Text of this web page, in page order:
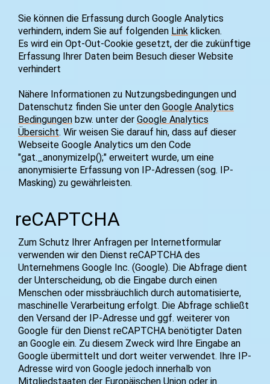
Sie können die Erfassung durch Google Analytics
verhindern, indem Sie auf folgenden Link klicken.
Es wird ein Opt-Out-Cookie gesetzt, der die zukünftige
Erfassung Ihrer Daten beim Besuch dieser Website
verhindert
Nähere Informationen zu Nutzungsbedingungen und
Datenschutz finden Sie unter den Google Analytics
Bedingungen bzw. unter der Google Analytics
Übersicht. Wir weisen Sie darauf hin, dass auf dieser
Webseite Google Analytics um den Code
"gat._anonymizeIp();" erweitert wurde, um eine
anonymisierte Erfassung von IP-Adressen (sog. IP-
Masking) zu gewährleisten.
reCAPTCHA
Zum Schutz Ihrer Anfragen per Internetformular
verwenden wir den Dienst reCAPTCHA des
Unternehmens Google Inc. (Google). Die Abfrage dient
der Unterscheidung, ob die Eingabe durch einen
Menschen oder missbräuchlich durch automatisierte,
maschinelle Verarbeitung erfolgt. Die Abfrage schließt
den Versand der IP-Adresse und ggf. weiterer von
Google für den Dienst reCAPTCHA benötigter Daten
an Google ein. Zu diesem Zweck wird Ihre Eingabe an
Google übermittelt und dort weiter verwendet. Ihre IP-
Adresse wird von Google jedoch innerhalb von
Mitgliedstaaten der Europäischen Union oder in